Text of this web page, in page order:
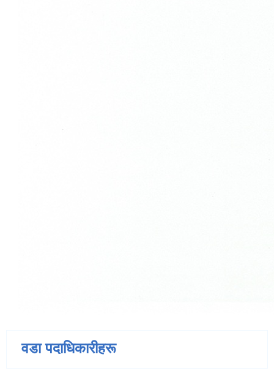
वडा पदाधिकारीहरू